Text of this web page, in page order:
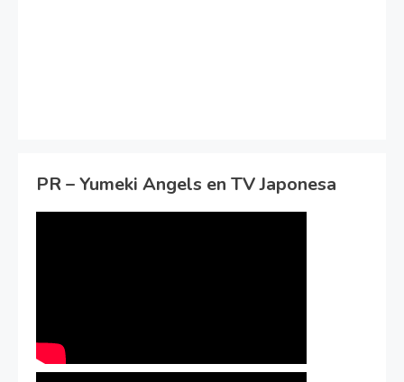
PR – Yumeki Angels en TV Japonesa